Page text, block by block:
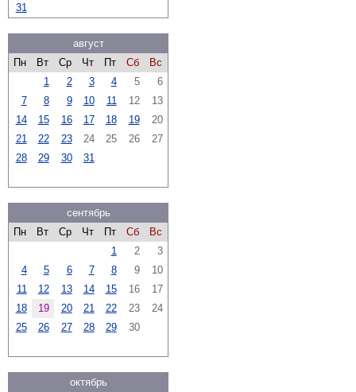
31
август
Пн
Вт Ср Чт Пт Сб
Вс
1
2 3 4 5
6
7
8 9 10 11 12
13
14
15 16 17 18 19
20
21
22 23 24 25 26
27
28
29 30 31
сентябрь
Пн
Вт Ср Чт Пт Сб
Вс
1
2
3
4
5 6 7 8 9
10
11
12 13 14 15 16
17
18
19 20 21 22 23
24
25
26 27 28 29 30
октябрь